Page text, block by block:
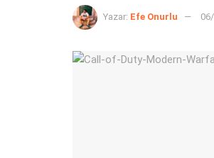
Yazar: Efe Onurlu